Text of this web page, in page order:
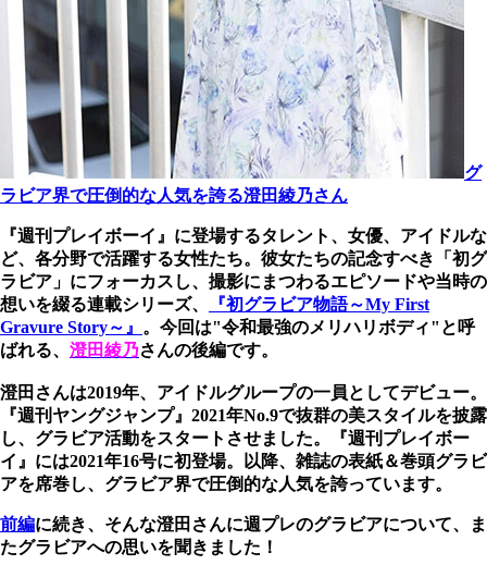
グ
ラビア界で圧倒的な人気を誇る澄田綾乃さん
『週刊プレイボーイ』に登場するタレント、女優、アイドルな
ど、各分野で活躍する女性たち。彼女たちの記念すべき「初グ
ラビア」にフォーカスし、撮影にまつわるエピソードや当時の
想いを綴る連載シリーズ、
『初グラビア物語～My First
Gravure Story～』 。今回は"令和最強のメリハリボディ"と呼
ばれる、 澄田綾乃さんの後編です。
澄田さんは2019年、アイドルグループの一員としてデビュー。
『週刊ヤングジャンプ』2021年No.9で抜群の美スタイルを披露
し、グラビア活動をスタートさせました。『週刊プレイボー
イ』には2021年16号に初登場。以降、雑誌の表紙＆巻頭グラビ
アを席巻し、グラビア界で圧倒的な人気を誇っています。
前編に続き、そんな澄田さんに週プレのグラビアについて、ま
たグラビアへの思いを聞きました！